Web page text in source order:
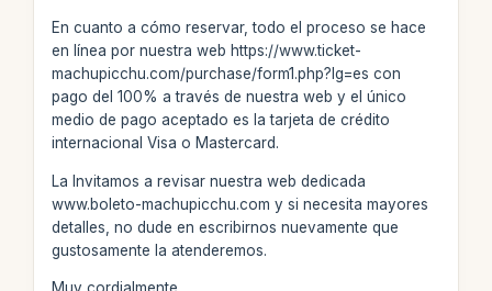
En cuanto a cómo reservar, todo el proceso se hace
en línea por nuestra web https://www.ticket-
machupicchu.com/purchase/form1.php?lg=es con
pago del 100% a través de nuestra web y el único
medio de pago aceptado es la tarjeta de crédito
internacional Visa o Mastercard.
La Invitamos a revisar nuestra web dedicada
www.boleto-machupicchu.com y si necesita mayores
detalles, no dude en escribirnos nuevamente que
gustosamente la atenderemos.